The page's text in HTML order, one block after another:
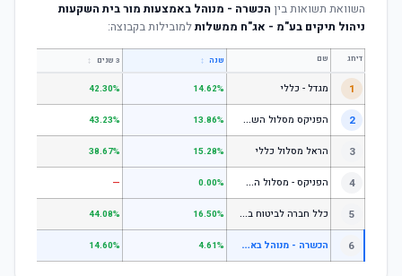
השוואת תשואות בין הכשרה - מנוהל באמצעות מור בית השקעות
ניהול תיקים בע"מ - אג"ח ממשלותלמובילות בקבוצה:
דירוג שם שנה ↕ 3 שנים ↕
1 מגדל - כללי 14.62%
42.30%
2 ה
פניקס מסלול השקעה כללי 13.86%
43.23%
3 הראל מסלול כללי 15.28%
38.67%
4 ה
פניקס - מסלול השקעה בניהול אישי 0.00%
—
5 כ
לל חברה לביטוח בע"מ כללי 16.50%
44.08%
6 ה
כשרה - מנוהל באמצעות מור בית השקעות ניהול תיקים בע"מ - אג"ח ממשלות 4.61%
14.60%